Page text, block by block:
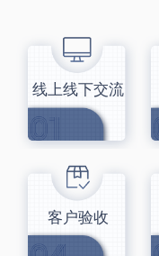
线上线下交流
客户验收